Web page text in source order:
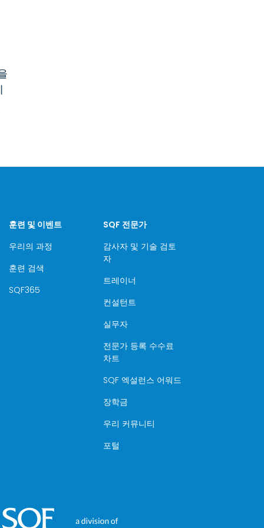
훈련 및 이벤트
우리의 과정
훈련 검색
SQF365
SQF 전문가
감사자 및 기술 검토
자
트레이너
컨설턴트
실무자
전문가 등록 수수료
차트
SQF 엑설런스 어워드
장학금
우리 커뮤니티
포털